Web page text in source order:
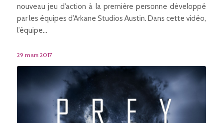
nouveau jeu d’action à la première personne développé
par les équipes d’Arkane Studios Austin. Dans cette vidéo,
l’équipe…
29 mars 2017